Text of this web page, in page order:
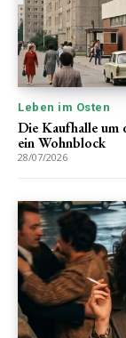
Leben im Osten
Die Kaufhalle um
ein Wohnblock
28/07/2026